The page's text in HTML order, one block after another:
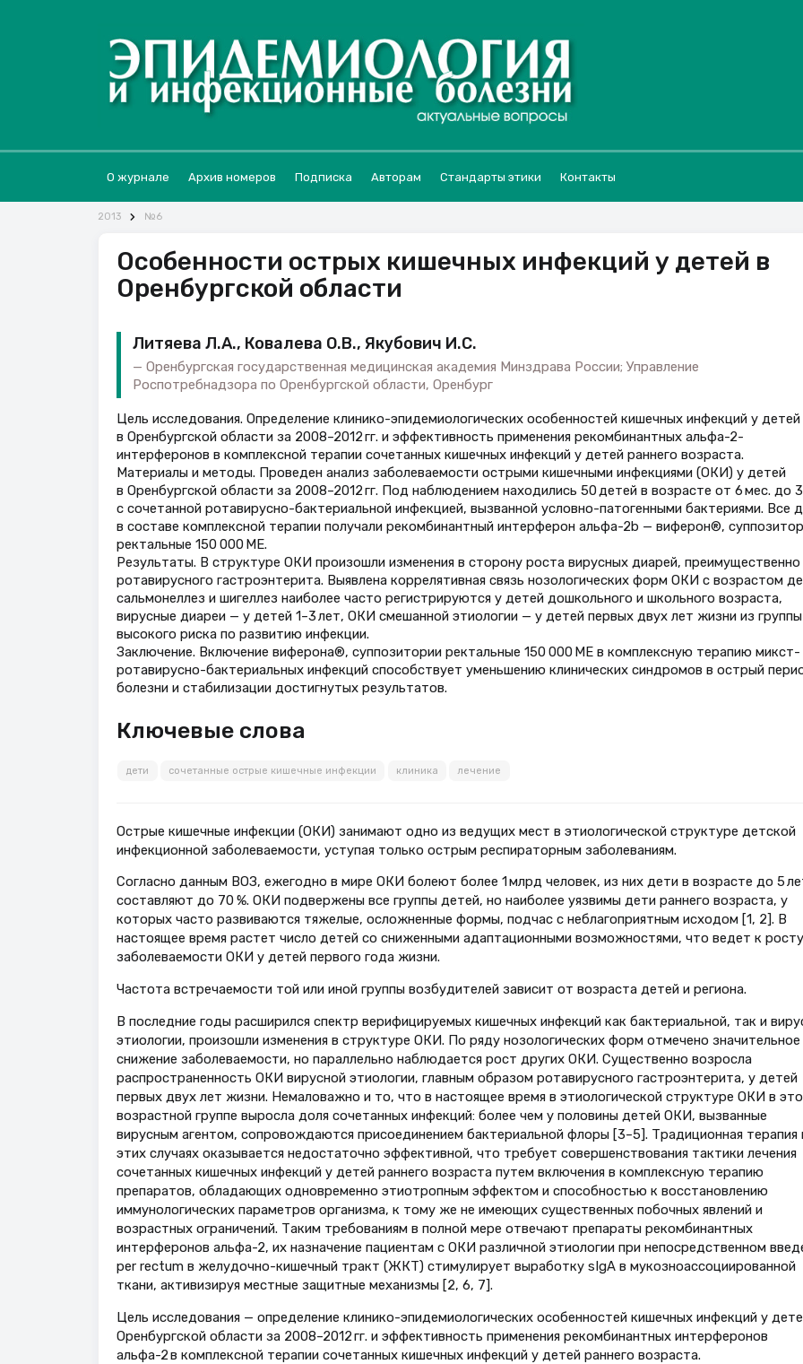
О журнале Архив номеров Подписка Авторам Стандарты этики Контакты
2013 №6
Особенности острых кишечных инфекций у детей в
Оренбургской области
Литяева Л.А., Ковалева О.В., Якубович И.С.
Оренбургская государственная медицинская академия Минздрава России; Управление
Роспотребнадзора по Оренбургской области, Оренбург
Цель исследования. Определение клинико-эпидемиологических особенностей кишечных инфекций у детей
в Оренбургской области за 2008–2012 гг. и эффективность применения рекомбинантных альфа-2-
интерферонов в комплексной терапии сочетанных кишечных инфекций у детей раннего возраста.
Материалы и методы. Проведен анализ заболеваемости острыми кишечными инфекциями (ОКИ) у детей
в Оренбургской области за 2008–2012 гг. Под наблюдением находились 50 детей в возрасте от 6 мес. до
с сочетанной ротавирусно-бактериальной инфекцией, вызванной условно-патогенными бактериями. Все
в составе комплексной терапии получали рекомбинантный интерферон альфа-2b — виферон®,
ректальные 150 000 МЕ.
Результаты. В структуре ОКИ произошли изменения в сторону роста вирусных диарей, преимущественно
ротавирусного гастроэнтерита. Выявлена коррелятивная связь нозологических форм ОКИ с возрастом
сальмонеллез и шигеллез наиболее часто регистрируются у детей дошкольного и школьного возраста,
вирусные диареи — у детей 1–3 лет, ОКИ смешанной этиологии — у детей первых двух лет жизни из группы
высокого риска по развитию инфекции.
Заключение. Включение виферона®, суппозитории ректальные 150 000 МЕ в комплексную терапию микст-
ротавирусно-бактериальных инфекций способствует уменьшению клинических синдромов в острый
болезни и стабилизации достигнутых результатов.
Ключевые слова
дети сочетанные острые кишечные инфекции клиника лечение
Острые кишечные инфекции (ОКИ) занимают одно из ведущих мест в этиологической структуре детской
инфекционной заболеваемости, уступая только острым респираторным заболеваниям.
Согласно данным ВОЗ, ежегодно в мире ОКИ болеют более 1 млрд человек, из них дети в возрасте до 5
составляют до 70 %. ОКИ подвержены все группы детей, но наиболее уязвимы дети раннего возраста, у
которых часто развиваются тяжелые, осложненные формы, подчас с неблагоприятным исходом [1, 2]. В
настоящее время растет число детей со сниженными адаптационными возможностями, что ведет к росту
заболеваемости ОКИ у детей первого года жизни.
Частота встречаемости той или иной группы возбудителей зависит от возраста детей и региона.
В последние годы расширился спектр верифицируемых кишечных инфекций как бактериальной, так и
этиологии, произошли изменения в структуре ОКИ. По ряду нозологических форм отмечено значительное
снижение заболеваемости, но параллельно наблюдается рост других ОКИ. Существенно возросла
распространенность ОКИ вирусной этиологии, главным образом ротавирусного гастроэнтерита, у детей
первых двух лет жизни. Немаловажно и то, что в настоящее время в этиологической структуре ОКИ в
возрастной группе выросла доля сочетанных инфекций: более чем у половины детей ОКИ, вызванные
вирусным агентом, сопровождаются присоединением бактериальной флоры [3–5]. Традиционная терапия
этих случаях оказывается недостаточно эффективной, что требует совершенствования тактики лечения
сочетанных кишечных инфекций у детей раннего возраста путем включения в комплексную терапию
препаратов, обладающих одновременно этиотропным эффектом и способностью к восстановлению
иммунологических параметров организма, к тому же не имеющих существенных побочных явлений и
возрастных ограничений. Таким требованиям в полной мере отвечают препараты рекомбинантных
интерферонов альфа-2, их назначение пациентам с ОКИ различной этиологии при непосредственном
per rectum в желудочно-кишечный тракт (ЖКТ) стимулирует выработку sIgA в мукозноассоциированной
ткани, активизируя местные защитные механизмы [2, 6, 7].
Цель исследования — определение клинико-эпидемиологических особенностей кишечных инфекций у
Оренбургской области за 2008–2012 гг. и эффективность применения рекомбинантных интерферонов
альфа-2 в комплексной терапии сочетанных кишечных инфекций у детей раннего возраста.